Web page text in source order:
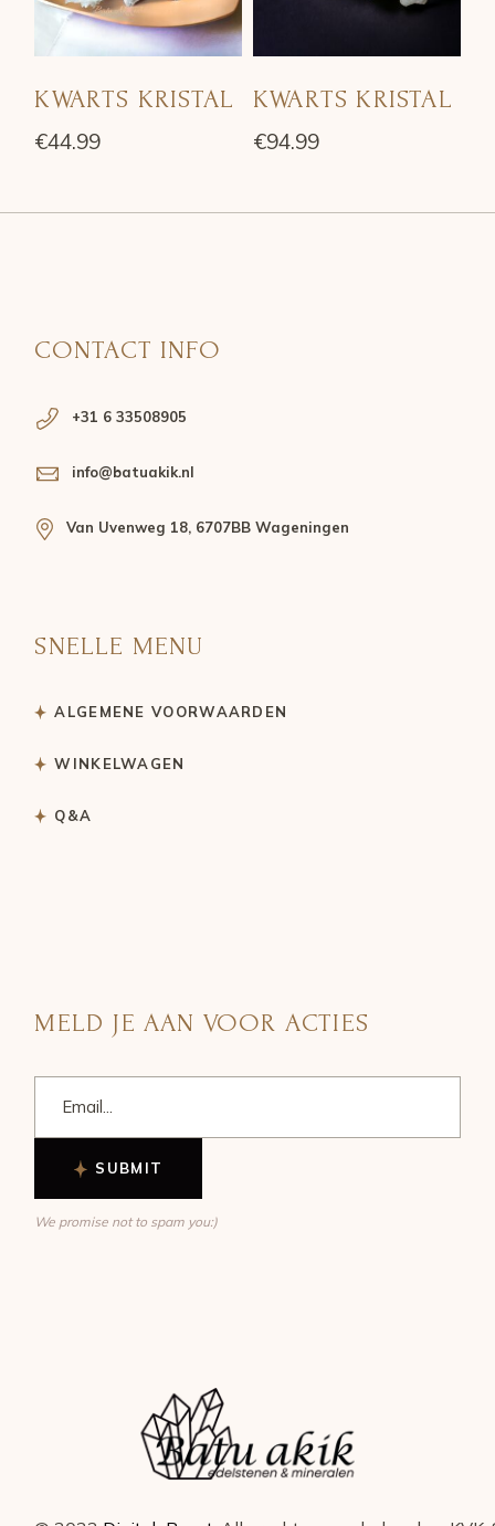
KWARTS KRISTAL
€44.99
KWARTS KRISTAL
€94.99
CONTACT INFO
+31 6 33508905
info@batuakik.nl
Van Uvenweg 18, 6707BB Wageningen
SNELLE MENU
ALGEMENE VOORWAARDEN
WINKELWAGEN
Q&A
MELD JE AAN VOOR ACTIES
SUBMIT
We promise not to spam you:)